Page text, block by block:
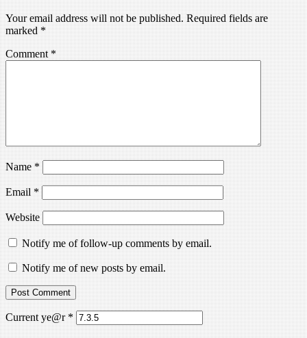
Your email address will not be published. Required fields are
marked*
Comment*
Name*
Email*
Website
Notify me of follow-up comments by email.
Notify me of new posts by email.
Current ye@r*